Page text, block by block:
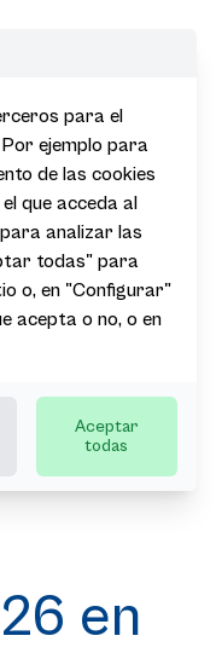
|
Basque
Country
Confidential
participa en
Emotions
2026 en
Madrid
en
para el
ejemplo para
de las cookies
que acceda al
analizar las
todas" para
o, en "Configurar"
acepta o no, o en
Aceptar
todas